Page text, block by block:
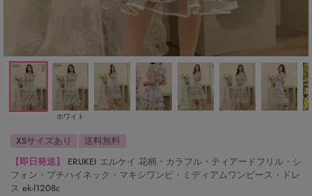
ホワイト
XSサイズあり
送料無料
【即日発送】
ERUKEI エルケイ 花柄・カラフル・ティアードフリル・シ
フォン・プチハイネック・マキシワンピ・ミディアムワンピース・ドレ
ス ek-l1208c